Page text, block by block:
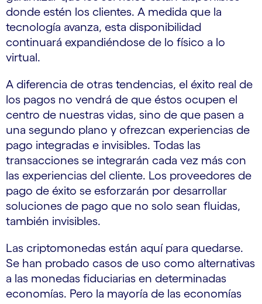
donde estén los clientes. A medida que la
tecnología avanza, esta disponibilidad
continuará expandiéndose de lo físico a lo
virtual.
A diferencia de otras tendencias, el éxito real de
los pagos no vendrá de que éstos ocupen el
centro de nuestras vidas, sino de que pasen a
una segundo plano y ofrezcan experiencias de
pago integradas e invisibles. Todas las
transacciones se integrarán cada vez más con
las experiencias del cliente. Los proveedores de
pago de éxito se esforzarán por desarrollar
soluciones de pago que no solo sean fluidas,
también invisibles.
Las criptomonedas están aquí para quedarse.
Se han probado casos de uso como alternativas
a las monedas fiduciarias en determinadas
economías. Pero la mayoría de las economías